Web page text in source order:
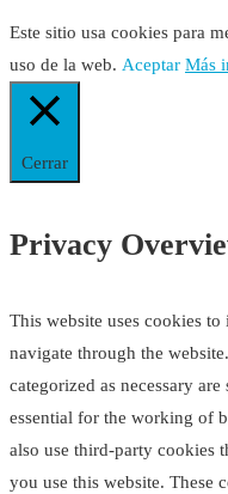
Este sitio usa cookies para
uso de la web. Aceptar Más
Cerrar
Privacy
This website uses cookies
navigate through the
categorized as necessary
essential for the working of
also use third-party cookies
you use this website. These